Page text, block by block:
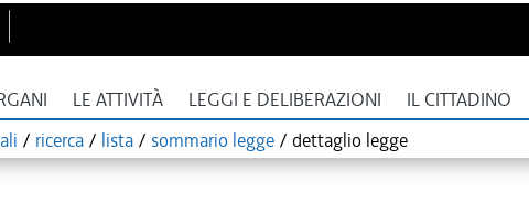
LE ATTIVITÀ LEGGI E DELIBERAZIONI IL CITTADINO
/ ricerca / lista / sommario legge / dettaglio legge